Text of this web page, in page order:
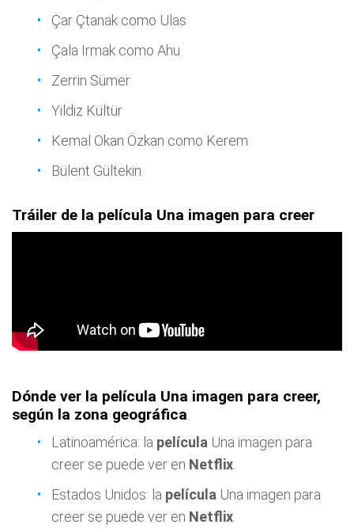
Çar Çtanak como Ulas
Çala Irmak como Ahu
Zerrin Sümer
Yildiz Kültür
Kemal Okan Özkan como Kerem
Bülent Gültekin
Tráiler de la película Una imagen para creer
Dónde ver la película Una imagen para creer,
según la zona geográfica
Latinoamérica: la película Una imagen para
creer se puede ver en Netflix.
Estados Unidos: la película Una imagen para
creer se puede ver en Netflix.